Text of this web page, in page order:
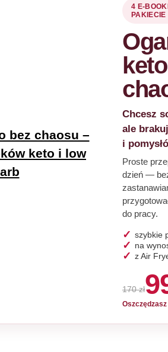
4 E-
Chcesz
ale
i
Proste
dzień —
do pracy.
szybkie
na
z Air
170 zł
Oszczędzasz